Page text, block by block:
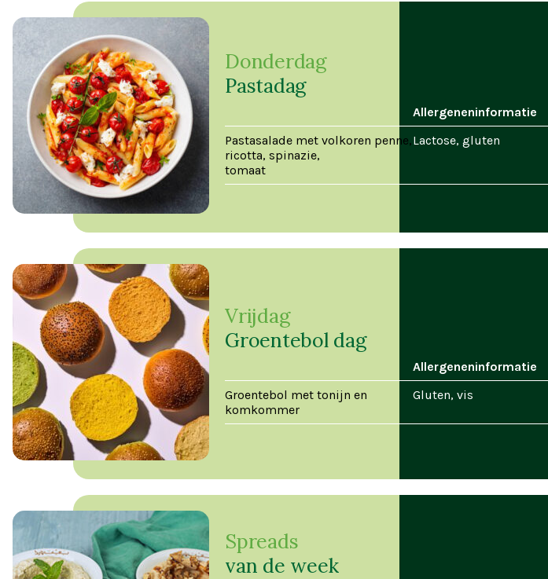
Donderdag
Pastadag
Allergeneninformatie
Pastasalade met volkoren penne,
ricotta, spinazie,
tomaat
Lactose, gluten
Vrijdag
Groentebol dag
Allergeneninformatie
Groentebol met tonijn en
komkommer
Gluten, vis
Spreads
van de week